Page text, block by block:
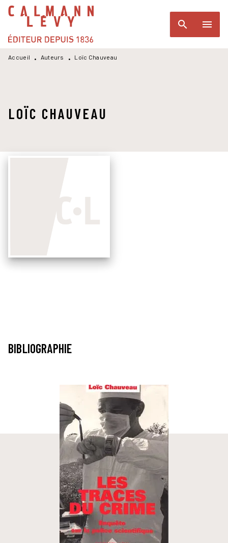
MENU RECHERCHE
PIED DE PAGE
search menu
Accueil • Auteurs • Loïc Chauveau
LOÏC CHAUVEAU
BIBLIOGRAPHIE